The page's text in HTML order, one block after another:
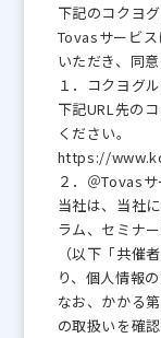
下記のコクヨ
Tovasサービ
いただき、同
１．コクヨグ
下記URL先の
ください。
https://
２．＠Tovas
当社は、当社
ラム、セミナ
（以下「共催
り、個人情報
なお、かかる
の取扱いを確